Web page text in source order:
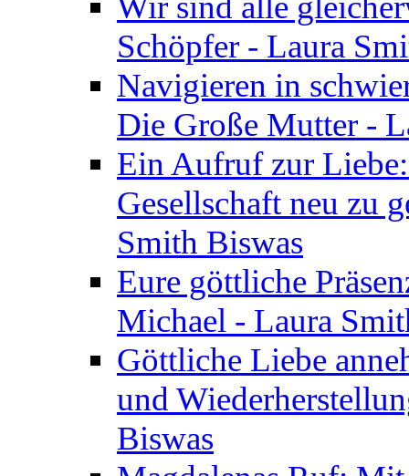
Schöpfer - Laura
Navigieren in
Die Große Mutter -
Ein Aufruf zur
Gesellschaft neu zu
Smith Biswas
Eure göttliche
Michael - Laura
Göttliche Liebe
und
Biswas